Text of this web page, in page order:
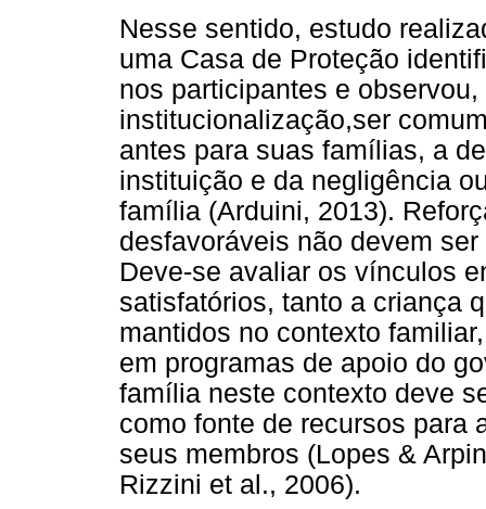
Nesse sentido, estudo
uma Casa de Proteção
nos participantes e
institucionalização,ser
antes para suas famílias, a
instituição e da negligência
família (Arduini, 2013).
desfavoráveis não devem
Deve-se avaliar os vínculos
satisfatórios, tanto a criança
mantidos no contexto
em programas de apoio do
família neste contexto deve
como fonte de recursos para
seus membros (Lopes &
Rizzini et al., 2006).